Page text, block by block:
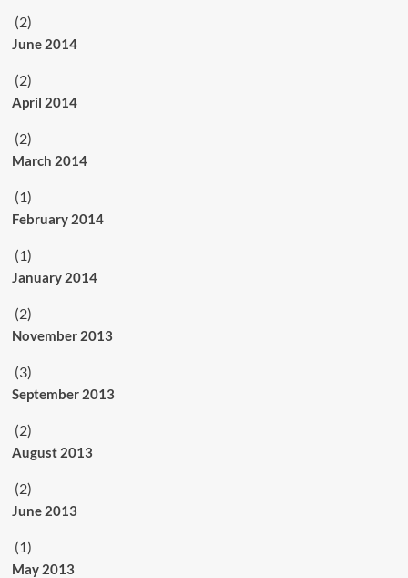
(2)
June 2014
(2)
April 2014
(2)
March 2014
(1)
February 2014
(1)
January 2014
(2)
November 2013
(3)
September 2013
(2)
August 2013
(2)
June 2013
(1)
May 2013